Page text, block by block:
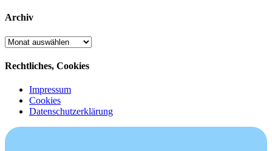
Archiv
Archiv
Rechtliches, Cookies
Impressum
Cookies
Datenschutzerklärung